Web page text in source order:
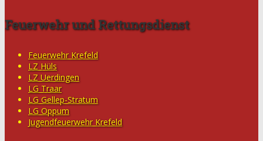
Feuerwehr und Rettungsdienst
Feuerwehr Krefeld
LZ Hüls
LZ Uerdingen
LG Traar
LG Gellep-Stratum
LG Oppum
Jugendfeuerwehr Krefeld